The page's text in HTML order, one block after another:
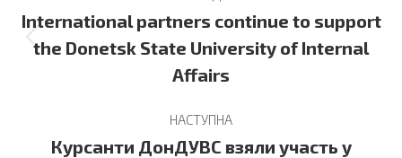
navigation
Previous
post:
International partners continue to support
the Donetsk State University of Internal
Affairs
НАСТУПНА
Курсанти ДонДУВС взяли участь у